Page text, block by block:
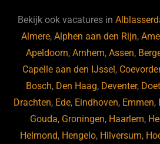
b
o
o
k
ky dI
n
Bekijk ook vacatures in
Almere,Alphen aan den Rijn,
Apeldoorn,Arnhem,Assen,
Capelle aan den IJssel,
Bosch, Den Haag, Deventer,
Drachten, Ede, Eindhoven, Emmen,
Gouda, Groningen, Haarlem,
Helmond, Hengelo, Hilversum,